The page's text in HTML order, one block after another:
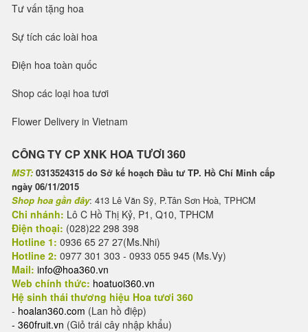
Tư vấn tặng hoa
Sự tích các loài hoa
Điện hoa toàn quốc
Shop các loại hoa tươi
Flower Delivery in Vietnam
CÔNG TY CP XNK HOA TƯƠI 360
MST: 0313524315 do Sở kế hoạch Đầu tư TP. Hồ Chí Minh cấp
ngày 06/11/2015
Shop hoa gần đây: 413 Lê Văn Sỹ, P.Tân Sơn Hoà, TPHCM
Chi nhánh: Lô C Hồ Thị Kỷ, P1, Q10, TPHCM
Điện thoại: (028)22 298 398
Hotline 1: 0936 65 27 27(Ms.Nhi)
Hotline 2: 0977 301 303 - 0933 055 945 (Ms.Vy)
Mail: info@hoa360.vn
Web chính thức: hoatuoi360.vn
Hệ sinh thái thương hiệu Hoa tươi 360
- hoalan360.com (Lan hồ điệp)
- 360fruit.vn (Giỏ trái cây nhập khẩu)